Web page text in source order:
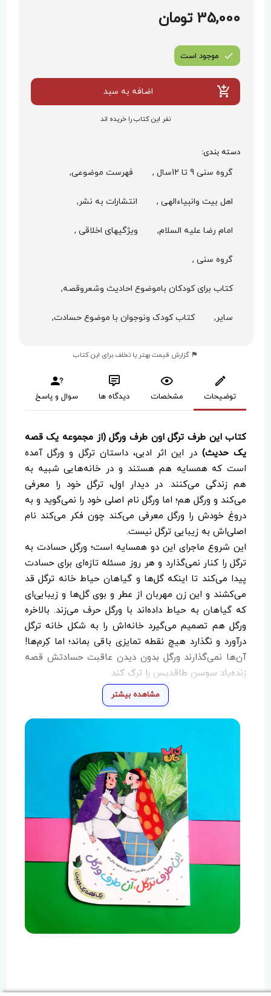
35,000 تومان
موجود است
اضافه به سبد
نفر این کتاب را خریده اند
دسته بندی:
گروه سنی 9 تا 12سال , فهرست موضوعی,
اهل بیت وانبیاءالهی , انتشارات به نشر,
امام رضا علیه السلام, ویژگیهای اخلاقی ,
گروه سنی ,
کتاب برای کودکان باموضوع احادیث وشعروقصه,
سایر, کتاب کودک ونوجوان با موضوع حسادت,
گزارش قیمت بهتر یا تخلف برای این کتاب
توضیحات مشخصات دیدگاه ها سوال و پاسخ
کتاب این طرف ترگل اون طرف ورگل (از مجموعه یک قصه
یک حدیث) در این اثر ادبی، داستان ترگل و ورگل آمده
است که همسایه هم هستند و در خانه‌هایی شبیه به
هم زندگی می‌کنند. در دیدار اول، ترگل خود را معرفی
می‌کند و ورگل هم؛ اما ورگل نام اصلی خود را نمی‌گوید و به
دروغ خودش را ورگل معرفی می‌کند چون فکر می‌کند نام
اصلی‌اش به زیبایی ترگل نیست.
این شروع ماجرای این دو همسایه است؛ ورگل حسادت به
ترگل را کنار نمی‌گذارد و هر روز مسئله تازه‌ای برای حسادت
پیدا می‌کند تا اینکه گل‌ها و گیاهان حیاط خانه ترگل قد
می‌کشند و این زن مهربان از عطر و بوی گل‌ها و زیبایی‌ای
که گیاهان به حیاط داده‌اند با ورگل حرف می‌زند. بالاخره
ورگل هم تصمیم می‌گیرد خانه‌اش را به شکل خانه ترگل
درآورد و نگذارد هیچ نقطه تمایزی باقی بماند؛ اما کِرم‌ها!
آن‌ها نمی‌گذارند ورگل بدون دیدن عاقبت حسادتش قصه
زنده‌یاد سوسن طاقدیس را ترک کند.
کرم‌ها چه بودند؟ چه کردند؟ و آخر داستان ورگل را به کجا
خواندن این داستان ۲۴ صفحه‌ای که با تصاویر رنگی همراه
است، شما را به پاسخ سؤال‌ها می‌رساند. این سؤال‌ها و
جواب‌هایشان را دست‌کم نگیرید.
مشاهده بیشتر